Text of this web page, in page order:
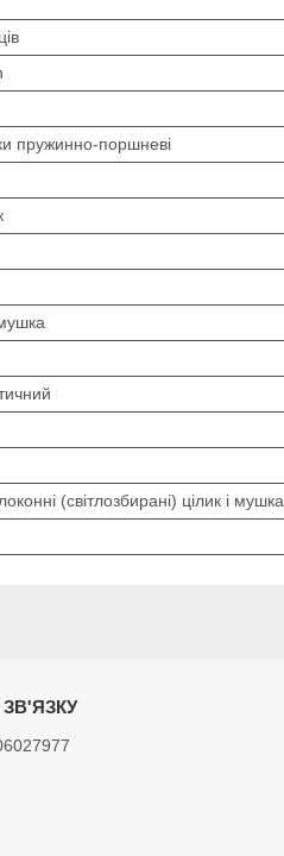
пружинно-поршневі
(світлозбирані) цілик і мушка